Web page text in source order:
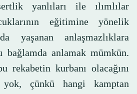
yanlıları ile ılımlılar
eğitimine yönelik
yaşanan anlaşmazlıklara
anlamak mümkün.
rekabetin kurbanı olacağını
yok, çünkü hangi kamptan